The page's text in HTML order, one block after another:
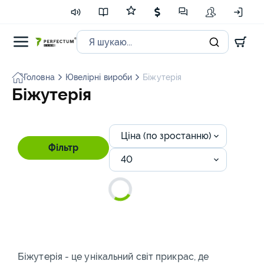
Головна Ювелірні вироби Біжутерія
Біжутерія
Фільтр
Ціна (по зростанню)
40
Біжутерія - це унікальний світ прикрас, де